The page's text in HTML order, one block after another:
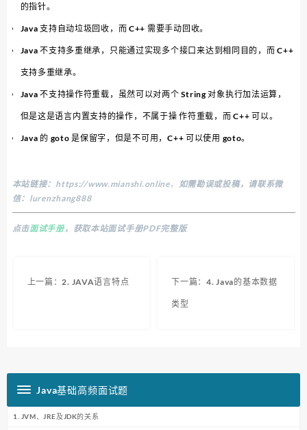
的指针。
Java 支持自动垃圾回收，而 C++ 需要手动回收。
Java 不支持多重继承，只能通过实现多个接口来达到相同目的，而 C++
支持多重继承。
Java 不支持操作符重载，虽然可以对两个 String 对象执行加法运算，
但是这是语言内置支持的操作，不属于操 作符重载，而 C++ 可以。
Java 的 goto 是保留字，但是不可用，C++ 可以使用 goto。
本站链接： https://www.mianshi.online，
如需勘误或投稿，请联系微
信：lurenzhang888
点击面试手册，获取本站面试手册PDF完整版
上一篇：2. JAVA语言特点 下一篇：4. Java的基本数据
类型
Java基础高频面试题
1. JVM、JRE及JDK的关系